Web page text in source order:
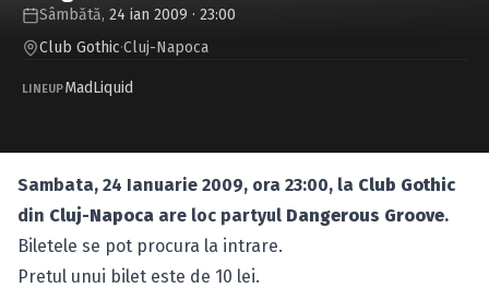
Sâmbătă, 24 ian 2009 · 23:00
Club Gothic·Cluj-Napoca
LINEUPMadLiquid
Sambata, 24 Ianuarie 2009, ora 23:00, la Club Gothic
din Cluj-Napoca are loc partyul Dangerous Groove.
Biletele se pot procura la intrare.
Pretul unui bilet este de 10 lei.